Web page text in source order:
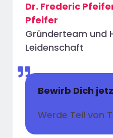
Dr. Frederic
Pfeifer
Gründerteam und
Leidenschaft
Bewirb Dich
Werde Teil von